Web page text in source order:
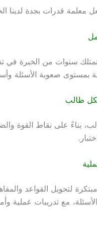
معلمة قدرات بجدة لدينا
تمتلك سنوات من الخبرة في
بمستوى صعوبة الأسئلة
طالب
بناءً على نقاط القوة
لتحويل القواعد
مع تدريبات عملية